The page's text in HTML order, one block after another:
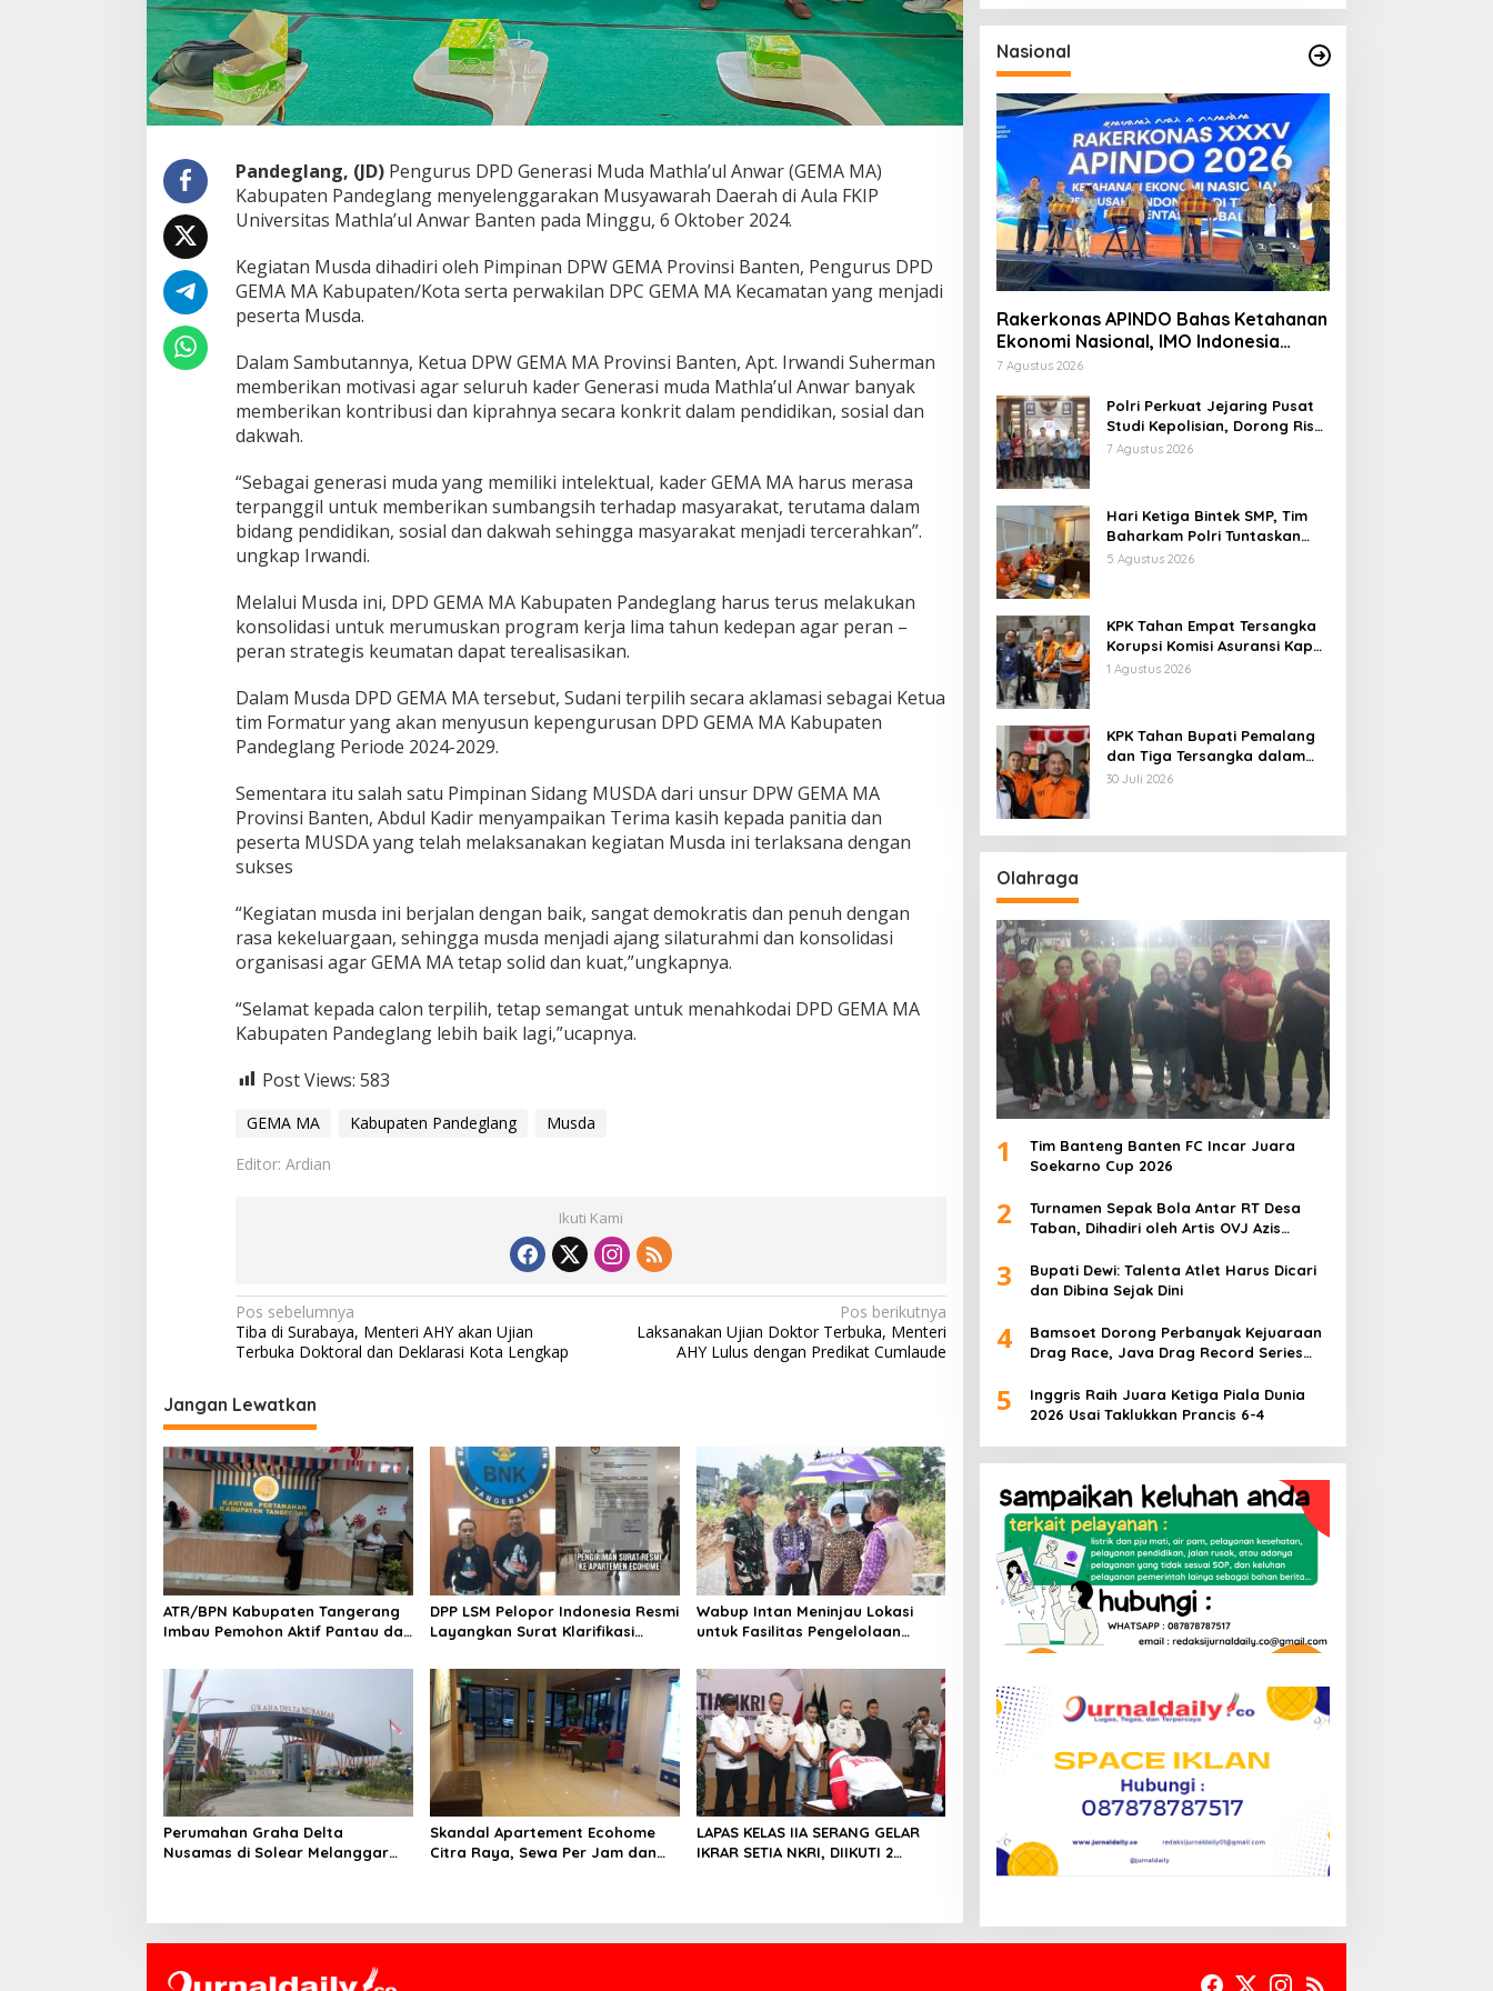
e
n
P
a
n
d
l
a
n
g
e
r
j
a
n
D
e
a
n
S
u
e
s
Pandeglang, (JD)Pengurus DPD Generasi Muda Mathla’ul Anwar (GEMA MA)
Kabupaten Pandeglang menyelenggarakan Musyawarah Daerah di Aula FKIP
Universitas Mathla’ul Anwar Banten pada Minggu, 6 Oktober 2024.
Kegiatan Musda dihadiri oleh Pimpinan DPW GEMA Provinsi Banten, Pengurus DPD
GEMA MA Kabupaten/Kota serta perwakilan DPC GEMA MA Kecamatan yang menjadi
peserta Musda.
Dalam Sambutannya, Ketua DPW GEMA MA Provinsi Banten, Apt. Irwandi Suherman
memberikan motivasi agar seluruh kader Generasi muda Mathla’ul Anwar banyak
memberikan kontribusi dan kiprahnya secara konkrit dalam pendidikan, sosial dan
dakwah.
“Sebagai generasi muda yang memiliki intelektual, kader GEMA MA harus merasa
terpanggil untuk memberikan sumbangsih terhadap masyarakat, terutama dalam
bidang pendidikan, sosial dan dakwah sehingga masyarakat menjadi tercerahkan”.
ungkap Irwandi.
Melalui Musda ini, DPD GEMA MA Kabupaten Pandeglang harus terus melakukan
konsolidasi untuk merumuskan program kerja lima tahun kedepan agar peran –
peran strategis keumatan dapat terealisasikan.
Dalam Musda DPD GEMA MA tersebut, Sudani terpilih secara aklamasi sebagai Ketua
tim Formatur yang akan menyusun kepengurusan DPD GEMA MA Kabupaten
Pandeglang Periode 2024-2029.
Sementara itu salah satu Pimpinan Sidang MUSDA dari unsur DPW GEMA MA
Provinsi Banten, Abdul Kadir menyampaikan Terima kasih kepada panitia dan
peserta MUSDA yang telah melaksanakan kegiatan Musda ini terlaksana dengan
sukses
“Kegiatan musda ini berjalan dengan baik, sangat demokratis dan penuh dengan
rasa kekeluargaan, sehingga musda menjadi ajang silaturahmi dan konsolidasi
organisasi agar GEMA MA tetap solid dan kuat,”ungkapnya.
“Selamat kepada calon terpilih, tetap semangat untuk menahkodai DPD GEMA MA
Kabupaten Pandeglang lebih baik lagi,”ucapnya.
Post Views: 583
GEMA MA Kabupaten Pandeglang
Musda
Editor: Ardian
Ikuti Kami
N
a
i
g
a
s
i
p
o
s
Pos sebelumnya
Tiba di Surabaya, Menteri AHY akan Ujian
Terbuka Doktoral dan Deklarasi Kota Lengkap
Pos berikutnya
Laksanakan Ujian Doktor Terbuka, Menteri
AHY Lulus dengan Predikat Cumlaude
Jangan Lewatkan
ATR/BPN Kabupaten Tangerang
Imbau Pemohon Aktif Pantau dan
DPP LSM Pelopor Indonesia Resmi
Layangkan Surat Klarifikasi
BNK
Wabup Intan Meninjau Lokasi
untuk Fasilitas Pengelolaan
Perumahan Graha Delta
Nusamas di Solear Melanggar
Skandal Apartement Ecohome
Citra Raya, Sewa Per Jam dan
LAPAS KELAS IIA SERANG GELAR
IKRAR SETIA NKRI, DIIKUTI 2
Nasional
Rakerkonas APINDO Bahas Ketahanan
Ekonomi Nasional, IMO Indonesia
Soroti Pentingnya Kolaborasi Lintas
7 Agustus 2026
Polri Perkuat Jejaring Pusat
Studi Kepolisian, Dorong Riset
Jadi Dasar Kebijakan dan
7 Agustus 2026
Hari Ketiga Bintek SMP, Tim
Baharkam Polri Tuntaskan
Pemeriksaan Pola
5 Agustus 2026
KPK Tahan Empat Tersangka
Korupsi Komisi Asuransi Kapal
PT Pelni
1 Agustus 2026
KPK Tahan Bupati Pemalang
dan Tiga Tersangka dalam
Kasus Dugaan Pemerasan
30 Juli 2026
Olahraga
1
Tim Banteng Banten FC Incar Juara
Soekarno Cup 2026
2
Turnamen Sepak Bola Antar RT Desa
Taban, Dihadiri oleh Artis OVJ Azis
3
Bupati Dewi: Talenta Atlet Harus Dicari
dan Dibina Sejak Dini
4
Bamsoet Dorong Perbanyak Kejuaraan
Drag Race, Java Drag Record Series
Muda
5
Inggris Raih Juara Ketiga Piala Dunia
2026 Usai Taklukkan Prancis 6-4